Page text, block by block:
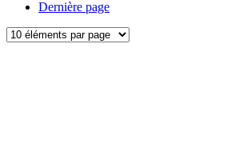
Dernière page